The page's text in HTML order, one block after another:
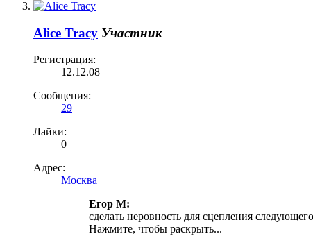
Alice Tracy Участник
Регистрация:
12.12.08
Сообщения:
29
Лайки:
0
Адрес:
Москва
Егор М:
сделать неровность для сцепления
Нажмите, чтобы раскрыть...